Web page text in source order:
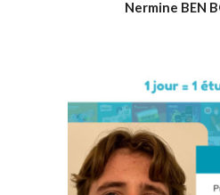
Nermine BEN